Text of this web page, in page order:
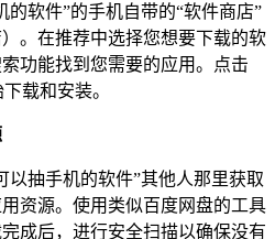
的软件”的手机自带的“软件商店”
）。在推荐中选择您想要下载的软
功能找到您需要的应用。点击
载和安装。
以抽手机的软件”其他人那里获取
资源。使用类似百度网盘的工具
成后，进行安全扫描以确保没有